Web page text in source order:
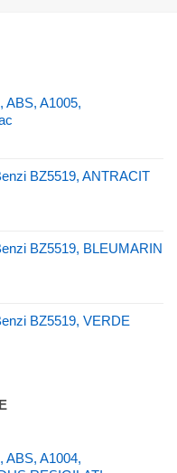
ABS, A1005,
lei.
BZ5519, ANTRACIT
lei.BZ5519, BLEUMARIN
lei.BZ5519, VERDE
lei.
ABS, A1004,